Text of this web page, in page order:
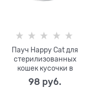
Пауч Happy Cat для
стерилизованных
кошек кусочки в
желе Курочка
98 руб.